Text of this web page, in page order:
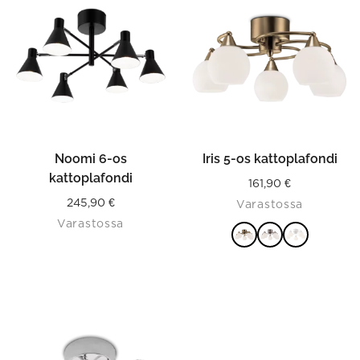
Noomi 6-os
kattoplafondi
245,90 €
Varastossa
has
multiple
variants.
The
options
may
be
product
page
Iris 5-os kattoplafondi
161,90 €
Varastossa